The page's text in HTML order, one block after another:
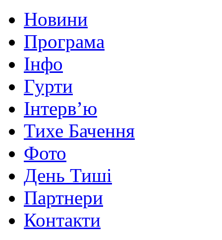
Новини
Програма
Інфо
Гурти
Інтерв’ю
Тихе Бачення
Фото
День Тиші
Партнери
Контакти